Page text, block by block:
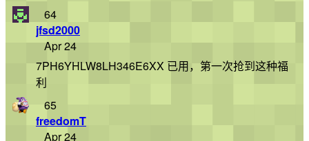
64
jfsd2000
Apr 24
7PH6YHLW8LH346E6XX 已用，第一次抢到这种福
利
65
freedomT
Apr 24